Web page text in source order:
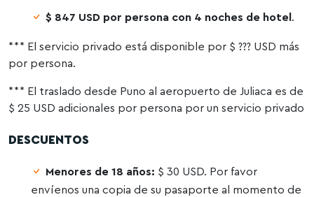
$ 847 USD por persona con 4 noches de hotel .
*** El servicio privado está disponible por $ ??? USD más
por persona.
*** El traslado desde Puno al aeropuerto de Juliaca es de
$ 25 USD adicionales por persona por un servicio privado
DESCUENTOS
Menores de 18 años: $ 30 USD. Por favor
envíenos una copia de su pasaporte al momento de